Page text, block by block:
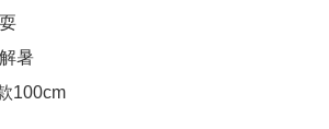
暑
100cm